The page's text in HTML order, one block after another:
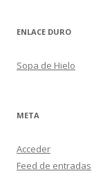
ENLACE DURO
Sopa de Hielo
META
Acceder
Feed de entradas